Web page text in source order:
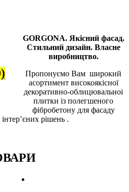
GORGONA. Якісний фасад.
Стильний дизайн. Власне
виробництво.
Пропонуємо Вам широкий
асортимент високоякісної
декоративно-облицювальноі
плитки із полегшеного
фібробетону для фасаду
інтер’єних рішень .